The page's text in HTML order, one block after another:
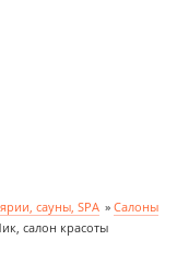
сауны, SPA » Салоны
салон красоты